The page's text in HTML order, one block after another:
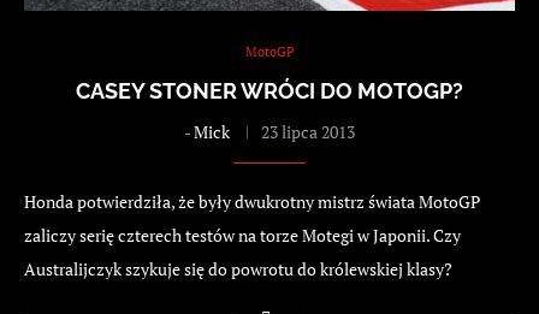
MotoGP
CASEY STONER WRÓCI DO MOTOGP?
-Mick 23 lipca 2013
Honda potwierdziła, że były dwukrotny mistrz świata MotoGP
zaliczy serię czterech testów na torze Motegi w Japonii. Czy
Australijczyk szykuje się do powrotu do królewskiej klasy?